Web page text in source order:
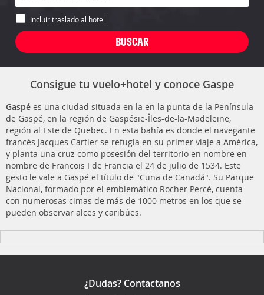
Incluir traslado al hotel
Consigue tu vuelo+hotel y conoce Gaspe
Gaspé es una ciudad situada en la en la punta de la Península
de Gaspé, en la región de Gaspésie-Îles-de-la-Madeleine,
región al Este de Quebec. En esta bahía es donde el navegante
francés Jacques Cartier se refugia en su primer viaje a América,
y planta una cruz como posesión del territorio en nombre en
nombre de Francois I de Francia el 24 de julio de 1534. Este
gesto le vale a Gaspé el título de "Cuna de Canadá". Su Parque
Nacional, formado por el emblemático Rocher Percé, cuenta
con numerosas cimas de más de 1000 metros en los que se
pueden observar alces y caribúes.
¿Dudas? Contactanos